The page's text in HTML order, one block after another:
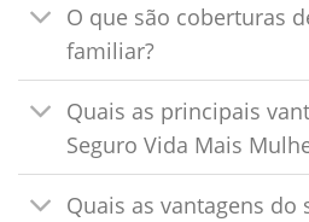
O que são coberturas
familiar?
Quais as principais
Seguro Vida Mais
Quais as vantagens do